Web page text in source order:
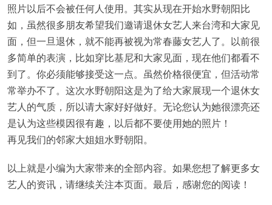
照片以后不会被任何人使用。其实从现在开始水野朝阳比
如，虽然很多朋友希望我们邀请退休女艺人来台湾和大家见
面，但一旦退休，就不能再被视为常春藤女艺人了。以前很
多简单的表演，比如穿比基尼和大家见面，现在他们都看不
到了。你必须能够接受这一点。虽然价格很便宜，但活动常
常举办不了。这次水野朝阳这是为了给大家展现一个退休女
艺人的气质，所以请大家好好做好。无论您认为她很漂亮还
是认为这些模因很有趣，以后都不要使用她的照片！
再见我们的邻家大姐姐水野朝阳。
以上就是小编为大家带来的全部内容。如果您想了解更多女
艺人的资讯，请继续关注本页面。最后，感谢您的阅读！